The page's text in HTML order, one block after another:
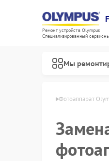
Ремонт устройств Olympus
Специализированный
Мы
Фотоаппарат